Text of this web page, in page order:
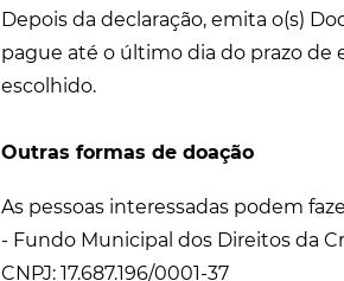
Depois da declaração, emita o(s)
pague até o último dia do prazo de
escolhido.
Outras formas de doação
As pessoas interessadas podem
- Fundo Municipal dos Direitos da
CNPJ: 17.687.196/0001-37